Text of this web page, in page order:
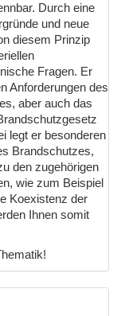
Durch eine
und neue
diesem Prinzip
Fragen. Er
Anforderungen des
aber auch das
legt er besonderen
Brandschutzes,
den zugehörigen
wie zum Beispiel
Koexistenz der
Ihnen somit